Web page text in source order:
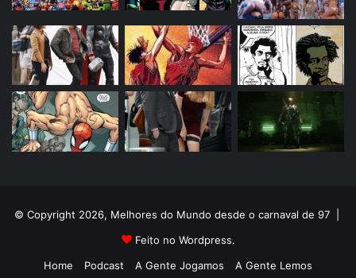
© Copyright 2026, Melhores do Mundo desde o carnaval de 97 |
Feito no Wordpress.
Home
Podcast A Gente Jogamos A Gente Lemos